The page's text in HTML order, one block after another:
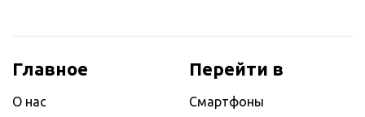
Главное
О нас
Перейти в
Смартфоны